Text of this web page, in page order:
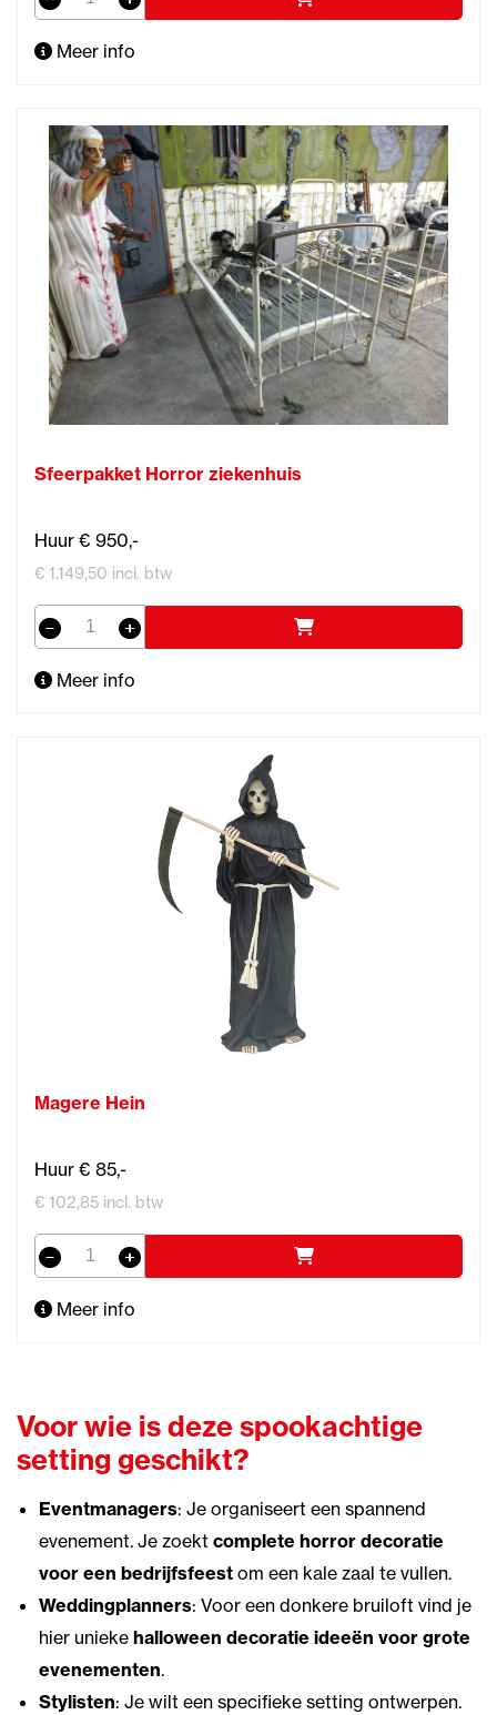
Meer info
Sfeerpakket Horror ziekenhuis
Huur € 950,-
€ 1.149,50 incl. btw
Meer info
Magere Hein
Huur € 85,-
€ 102,85 incl. btw
Meer info
Voor wie is deze spookachtige
setting geschikt?
Eventmanagers: Je organiseert een spannend
evenement. Je zoekt complete horror decoratie
voor een bedrijfsfeest om een kale zaal te vullen.
Weddingplanners: Voor een donkere bruiloft vind je
hier unieke halloween decoratie ideeën voor grote
evenementen.
Stylisten: Je wilt een specifieke setting ontwerpen.